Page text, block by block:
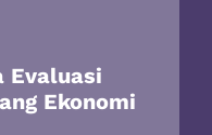
Evaluasi
Ekonomi